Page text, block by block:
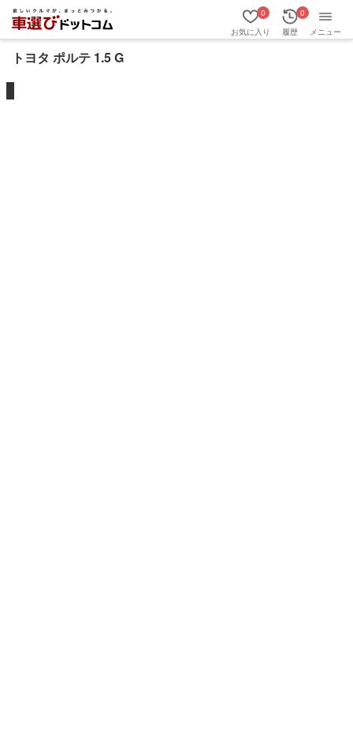
お気に入り
0
履歴
0
メニュー
トヨタ ポルテ 1.5 G